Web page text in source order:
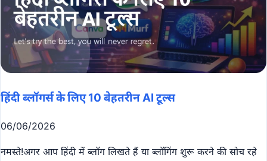
हिंदी ब्लॉगर्स के लिए 10 बेहतरीन AI टूल्स
06/06/2026
नमस्ते!अगर आप हिंदी में ब्लॉग लिखते हैं या ब्लॉगिंग शुरू करने की सोच रहे